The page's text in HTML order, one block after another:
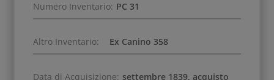
Numero Inventario: PC 31
Altro Inventario: Ex Canino 358
Data di Acquisizione: settembre 1839, acquisto